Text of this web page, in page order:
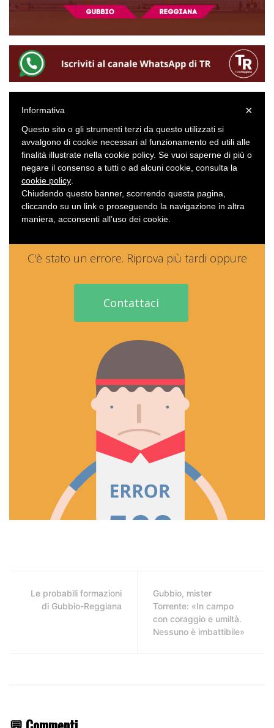
Le probabili formazioni
di Gubbio-Reggiana
Gubbio, mister
Torrente: «In campo
con coraggio e umiltà.
Nessuno è imbattibile»